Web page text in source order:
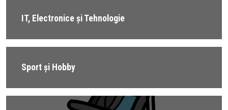
IT, Electronice și Tehnologie
Sport și Hobby